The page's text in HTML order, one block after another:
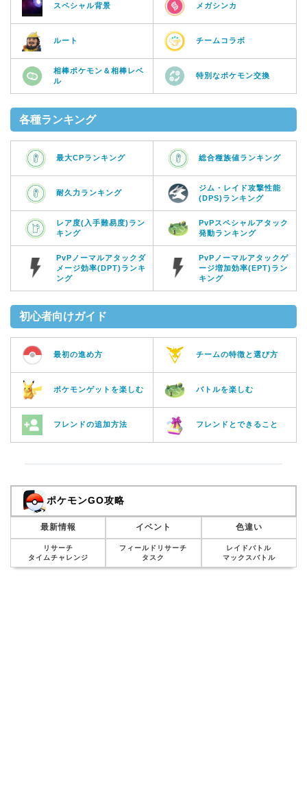
スペシャル背景 メガシンカ
ルート チームコラボ
相棒ポケモン＆相棒レベ
ル
特別なポケモン交換
各種ランキング
最大CPランキング 総合種族値ランキング
耐久力ランキング
ジム・レイド攻撃性能
(DPS)ランキング
レア度(入手難易度)ラン
キング
PvPスペシャルアタック
発動ランキング
PvPノーマルアタックダ
メージ効率(DPT)ランキ
ング
PvPノーマルアタックゲ
ージ増加効率(EPT)ラン
キング
初心者向けガイド
最初の進め方 チームの特徴と選び方
ポケモンゲットを楽しむ バトルを楽しむ
フレンドの追加方法 フレンドとできること
ポケモンGO攻略
最新情報 イベント 色違い
リサーチ
タイムチャレンジ
フィールドリサーチ
タスク
レイドバトル
マックスバトル